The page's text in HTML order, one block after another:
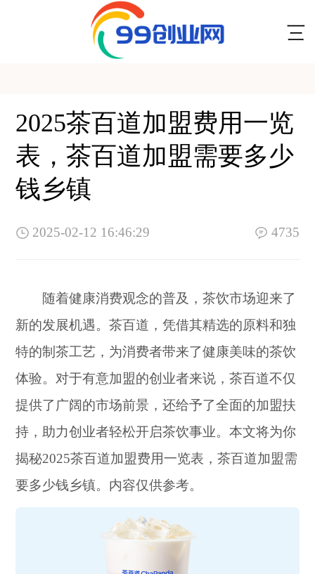
2025茶百道加盟费用一览
表，茶百道加盟需要多少
钱乡镇
2025-02-12 16:46:29 4735
随着健康消费观念的普及，茶饮市场迎来了
新的发展机遇。茶百道，凭借其精选的原料和独
特的制茶工艺，为消费者带来了健康美味的茶饮
体验。对于有意加盟的创业者来说，茶百道不仅
提供了广阔的市场前景，还给予了全面的加盟扶
持，助力创业者轻松开启茶饮事业。本文将为你
揭秘2025茶百道加盟费用一览表，茶百道加盟需
要多少钱乡镇。内容仅供参考。